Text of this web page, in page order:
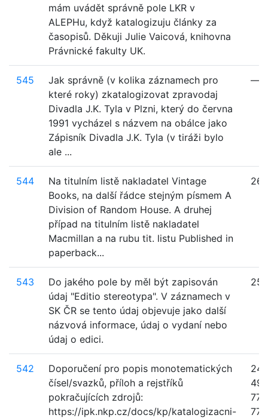
mám uvádět správně pole LKR v
ALEPHu, když katalogizuju články za
časopisů. Děkuji Julie Vaicová, knihovna
Právnické fakulty UK.
545
Jak správně (v kolika záznamech pro
které roky) zkatalogizovat zpravodaj
Divadla J.K. Tyla v Plzni, který do června
1991 vycházel s názvem na obálce jako
Zápisník Divadla J.K. Tyla (v tiráži bylo
ale ...
—
544
Na titulním listě nakladatel Vintage
Books, na další řádce stejným písmem A
Division of Random House. A druhej
případ na titulním listě nakladatel
Macmillan a na rubu tit. listu Published in
paperback...
260
543
Do jakého pole by měl být zapisován
údaj "Editio stereotypa". V záznamech v
SK ČR se tento údaj objevuje jako další
názvová informace, údaj o vydaní nebo
údaj o edici.
250
542
Doporučení pro popis monotematických
čísel/svazků, příloh a rejstříků
pokračujících zdrojů:
https://ipk.nkp.cz/docs/kp/katalogizacni-